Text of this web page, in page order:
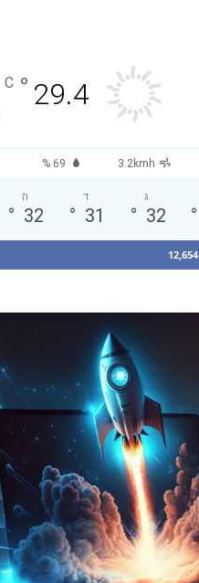
29.4
°
C
69 % 3.2kmh
°
ג
32
°
ד
31
°
ה
32
°
12,654